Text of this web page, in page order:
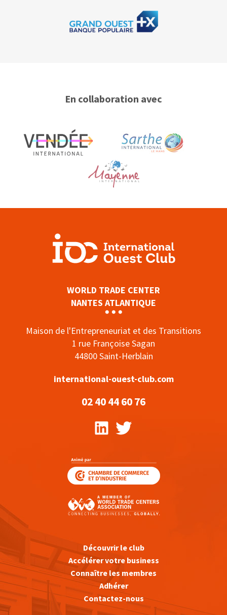
En collaboration avec
WORLD TRADE CENTER
NANTES ATLANTIQUE
Maison de l'Entrepreneuriat et des Transitions
1 rue Françoise Sagan
44800 Saint-Herblain
international-ouest-club.com
02 40 44 60 76
Découvrir le club
Accélérer votre business
Connaître les membres
Adhérer
Contactez-nous